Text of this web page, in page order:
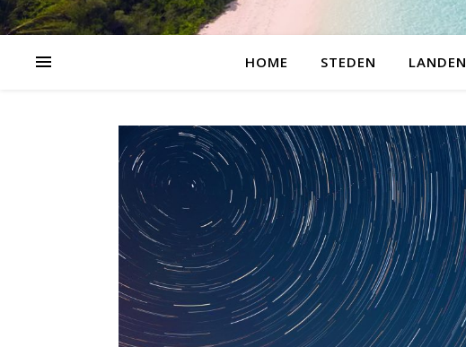
HOME STEDEN LANDEN